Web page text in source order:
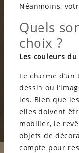
Néanmoins,
Quels
choix ?
Les couleurs du
Le charme
dessin ou
les. Bien que
elles doivent
mobilier, le
objets de
compte pour